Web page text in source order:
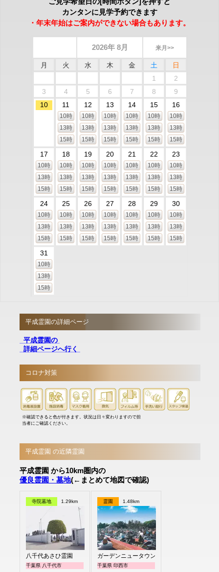
カンタンに見学予約できます
・年末年始はご案内ができない場合もあります。
2026年 8月 来月>>
月 火 水 木 金 土
日
1
2
3
4 5 6 7 8
9
10
11
10時
13時
15時
12
10時
13時
15時
13
10時
13時
15時
14
10時
13時
15時
15
10時
13時
15時
16
10時
13時
15時
17
10時
13時
15時
18
10時
13時
15時
19
10時
13時
15時
20
10時
13時
15時
21
10時
13時
15時
22
10時
13時
15時
23
10時
13時
15時
24
10時
13時
15時
25
10時
13時
15時
26
10時
13時
15時
27
10時
13時
15時
28
10時
13時
15時
29
10時
13時
15時
30
10時
13時
15時
31
10時
13時
15時
平成霊園の詳細ページ
平成霊園の
詳細ページへ行く
コロナ対策
※確認できると色が付きます。状況は日々変わりますので担
当者にご確認ください。
平成霊園 の近隣霊園
平成霊園 から10km圏内の
優良霊園・墓地(←まとめて地図で確認)
寺院墓地 1.29km
八千代あさひ霊園
千葉県 八千代市
霊園 1.48km
ガーデンニュータウン霊園
千葉県 印西市